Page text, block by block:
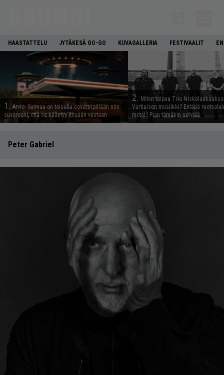
HAASTATTELU JYTÄKESÄ GO-GO KUVAGALLERIA FESTIVAALIT
1. Arvio: Saimaa on toisella covertripillään niin
suvereeni, että se kääntyy itseään vastaan
2. Miten taipuu Trio
Vartiaisen musiikki? Entäpä
metal? Pian tämäkin selviää
Peter Gabriel